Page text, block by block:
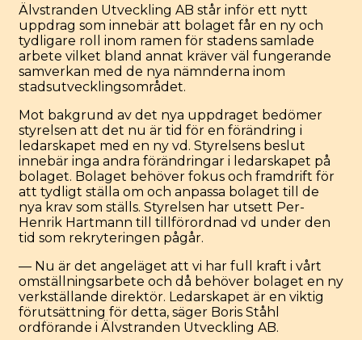
Älvstranden Utveckling AB står inför ett nytt
uppdrag som innebär att bolaget får en ny och
tydligare roll inom ramen för stadens samlade
arbete vilket bland annat kräver väl fungerande
samverkan med de nya nämnderna inom
stadsutvecklingsområdet.
Mot bakgrund av det nya uppdraget bedömer
styrelsen att det nu är tid för en förändring i
ledarskapet med en ny vd. Styrelsens beslut
innebär inga andra förändringar i ledarskapet på
bolaget. Bolaget behöver fokus och framdrift för
att tydligt ställa om och anpassa bolaget till de
nya krav som ställs. Styrelsen har utsett Per-
Henrik Hartmann till tillförordnad vd under den
tid som rekryteringen pågår.
— Nu är det angeläget att vi har full kraft i vårt
omställningsarbete och då behöver bolaget en ny
verkställande direktör. Ledarskapet är en viktig
förutsättning för detta, säger Boris Ståhl
ordförande i Älvstranden Utveckling AB.